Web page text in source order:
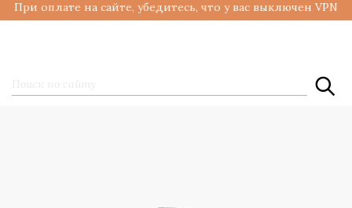
При оплате на сайте, убедитесь, что у вас выключен VPN